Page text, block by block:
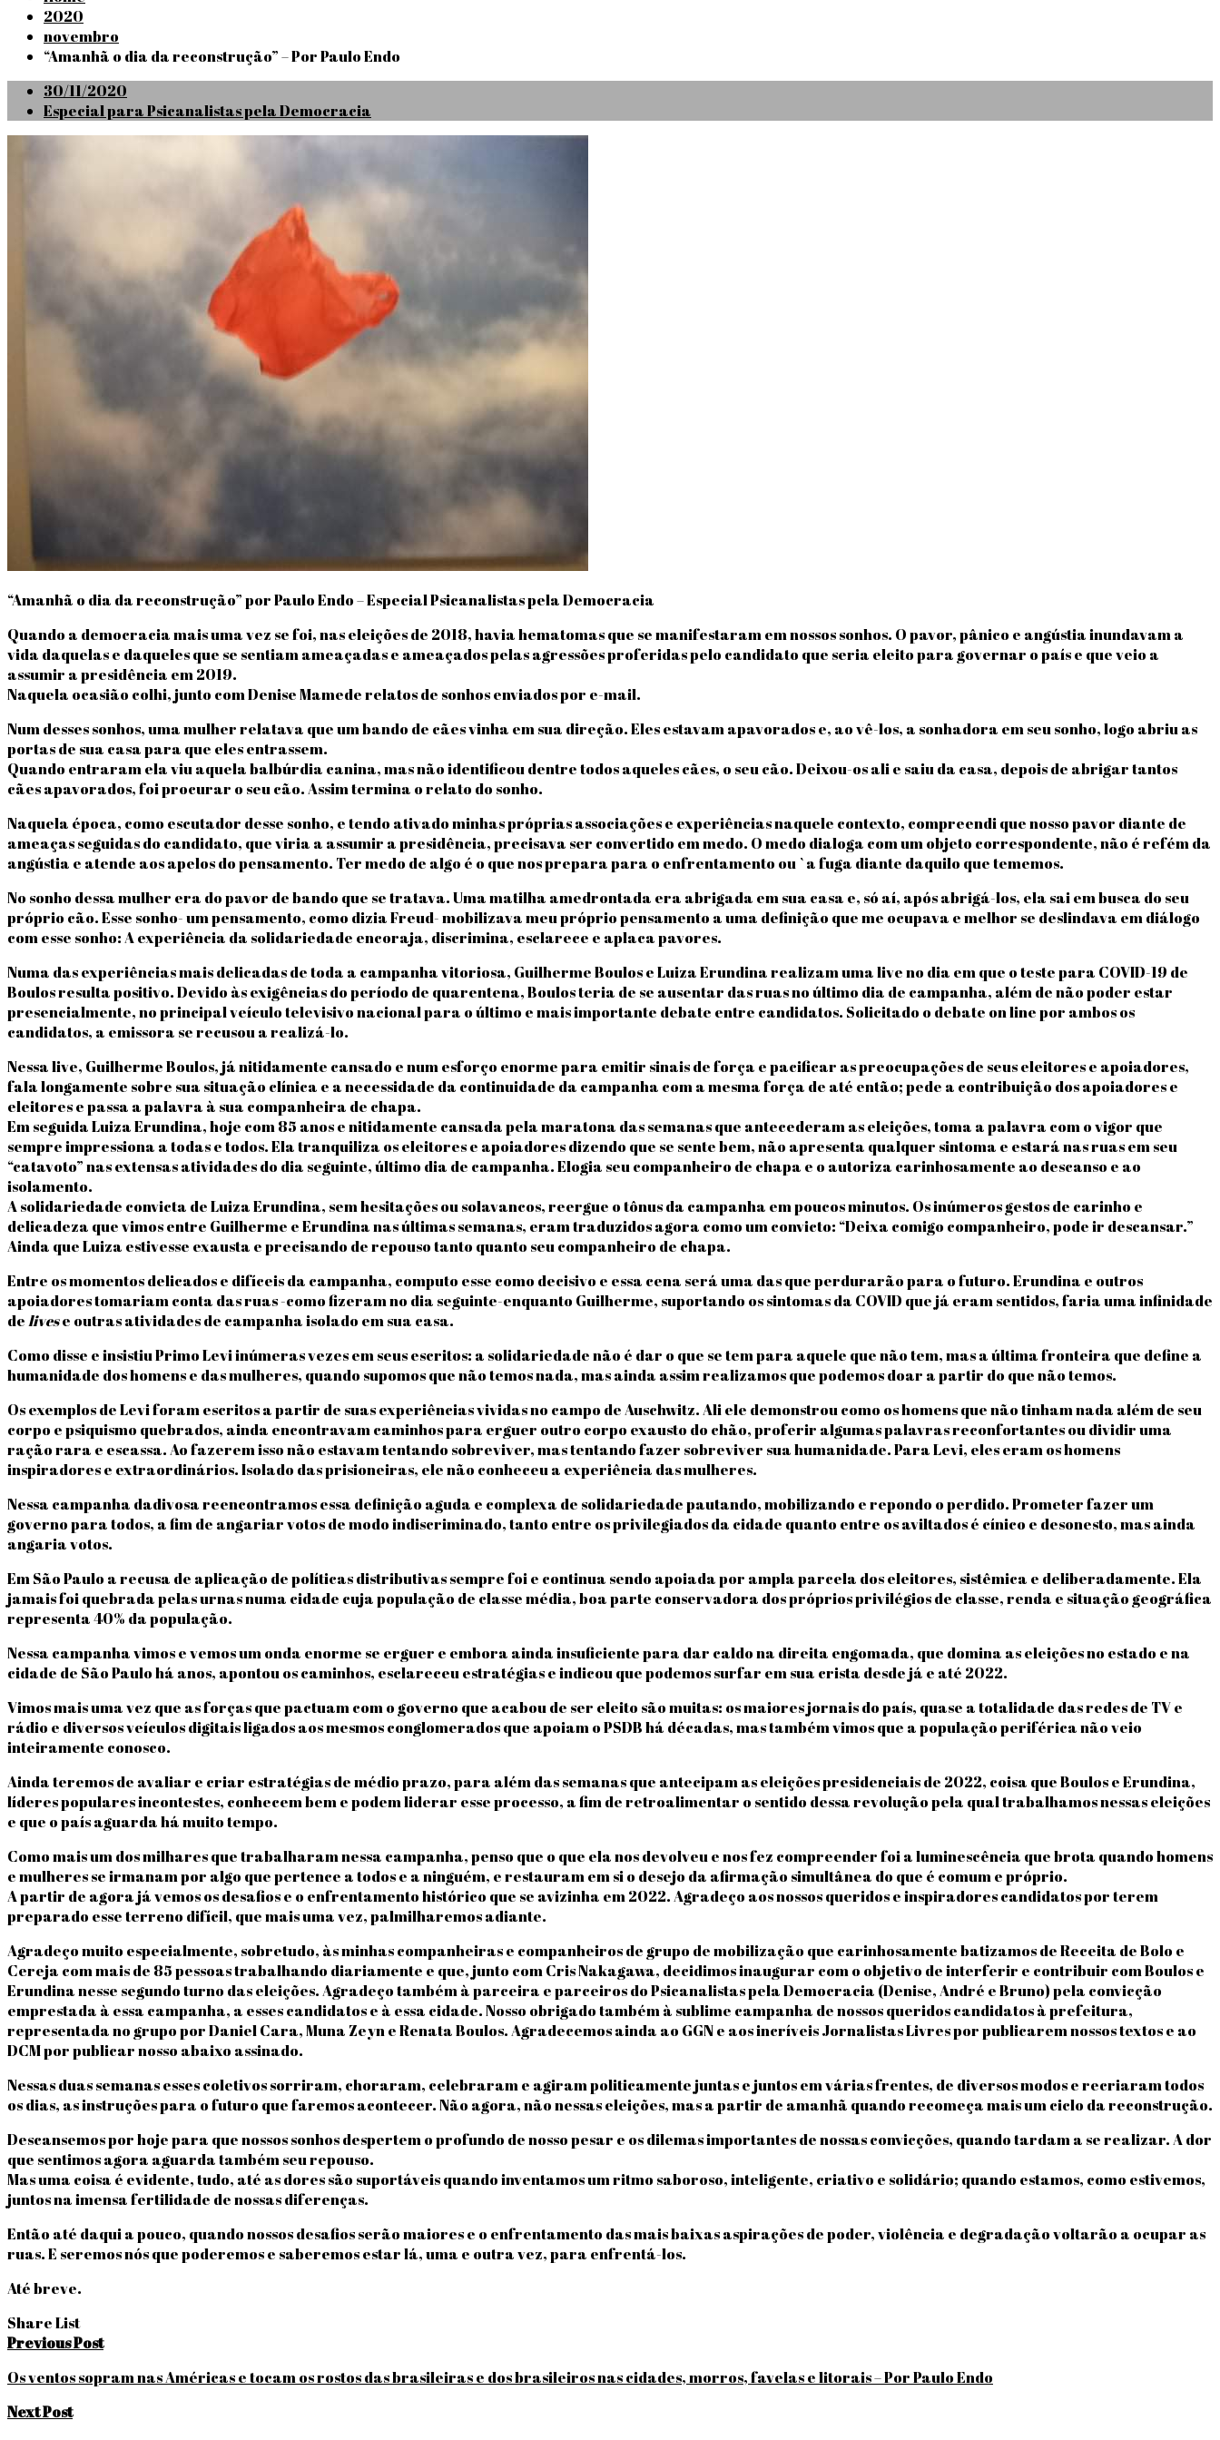
2020
novembro
“Amanhã o dia da reconstrução” – Por Paulo Endo
Posted
on
30/11/2020
Especial para Psicanalistas pela Democracia
“Amanhã o dia da reconstrução” por Paulo Endo – Especial Psicanalistas pela Democracia
Quando a democracia mais uma vez se foi, nas eleições de 2018, havia hematomas que se manifestaram em nossos sonhos. O pavor, pânico e angústia inundavam a
vida daquelas e daqueles que se sentiam ameaçadas e ameaçados pelas agressões proferidas pelo candidato que seria eleito para governar o país e que veio a
assumir a presidência em 2019.
Naquela ocasião colhi, junto com Denise Mamede relatos de sonhos enviados por e-mail.
Num desses sonhos, uma mulher relatava que um bando de cães vinha em sua direção. Eles estavam apavorados e, ao vê-los, a sonhadora em seu sonho, logo abriu as
portas de sua casa para que eles entrassem.
Quando entraram ela viu aquela balbúrdia canina, mas não identificou dentre todos aqueles cães, o seu cão. Deixou-os ali e saiu da casa, depois de abrigar tantos
cães apavorados, foi procurar o seu cão. Assim termina o relato do sonho.
Naquela época, como escutador desse sonho, e tendo ativado minhas próprias associações e experiências naquele contexto, compreendi que nosso pavor diante de
ameaças seguidas do candidato, que viria a assumir a presidência, precisava ser convertido em medo. O medo dialoga com um objeto correspondente, não é refém da
angústia e atende aos apelos do pensamento. Ter medo de algo é o que nos prepara para o enfrentamento ou `a fuga diante daquilo que tememos.
No sonho dessa mulher era do pavor de bando que se tratava. Uma matilha amedrontada era abrigada em sua casa e, só aí, após abrigá-los, ela sai em busca do seu
próprio cão. Esse sonho- um pensamento, como dizia Freud- mobilizava meu próprio pensamento a uma definição que me ocupava e melhor se deslindava em diálogo
com esse sonho: A experiência da solidariedade encoraja, discrimina, esclarece e aplaca pavores.
Numa das experiências mais delicadas de toda a campanha vitoriosa, Guilherme Boulos e Luiza Erundina realizam uma live no dia em que o teste para COVID-19 de
Boulos resulta positivo. Devido às exigências do período de quarentena, Boulos teria de se ausentar das ruas no último dia de campanha, além de não poder estar
presencialmente, no principal veículo televisivo nacional para o último e mais importante debate entre candidatos. Solicitado o debate on line por ambos os
candidatos, a emissora se recusou a realizá-lo.
Nessa live, Guilherme Boulos, já nitidamente cansado e num esforço enorme para emitir sinais de força e pacificar as preocupações de seus eleitores e apoiadores,
fala longamente sobre sua situação clínica e a necessidade da continuidade da campanha com a mesma força de até então; pede a contribuição dos apoiadores e
eleitores e passa a palavra à sua companheira de chapa.
Em seguida Luiza Erundina, hoje com 85 anos e nitidamente cansada pela maratona das semanas que antecederam as eleições, toma a palavra com o vigor que
sempre impressiona a todas e todos. Ela tranquiliza os eleitores e apoiadores dizendo que se sente bem, não apresenta qualquer sintoma e estará nas ruas em seu
“catavoto” nas extensas atividades do dia seguinte, último dia de campanha. Elogia seu companheiro de chapa e o autoriza carinhosamente ao descanso e ao
isolamento.
A solidariedade convicta de Luiza Erundina, sem hesitações ou solavancos, reergue o tônus da campanha em poucos minutos. Os inúmeros gestos de carinho e
delicadeza que vimos entre Guilherme e Erundina nas últimas semanas, eram traduzidos agora como um convicto: “Deixa comigo companheiro, pode ir descansar.”
Ainda que Luiza estivesse exausta e precisando de repouso tanto quanto seu companheiro de chapa.
Entre os momentos delicados e difíceis da campanha, computo esse como decisivo e essa cena será uma das que perdurarão para o futuro. Erundina e outros
apoiadores tomariam conta das ruas -como fizeram no dia seguinte-enquanto Guilherme, suportando os sintomas da COVID que já eram sentidos, faria uma infinidade
delivese outras atividades de campanha isolado em sua casa.
Como disse e insistiu Primo Levi inúmeras vezes em seus escritos: a solidariedade não é dar o que se tem para aquele que não tem, mas a última fronteira que define a
humanidade dos homens e das mulheres, quando supomos que não temos nada, mas ainda assim realizamos que podemos doar a partir do que não temos.
Os exemplos de Levi foram escritos a partir de suas experiências vividas no campo de Auschwitz. Ali ele demonstrou como os homens que não tinham nada além de seu
corpo e psiquismo quebrados, ainda encontravam caminhos para erguer outro corpo exausto do chão, proferir algumas palavras reconfortantes ou dividir uma
ração rara e escassa. Ao fazerem isso não estavam tentando sobreviver, mas tentando fazer sobreviver sua humanidade. Para Levi, eles eram os homens
inspiradores e extraordinários. Isolado das prisioneiras, ele não conheceu a experiência das mulheres.
Nessa campanha dadivosa reencontramos essa definição aguda e complexa de solidariedade pautando, mobilizando e repondo o perdido. Prometer fazer um
governo para todos, a fim de angariar votos de modo indiscriminado, tanto entre os privilegiados da cidade quanto entre os aviltados é cínico e desonesto, mas ainda
angaria votos.
Em São Paulo a recusa de aplicação de políticas distributivas sempre foi e continua sendo apoiada por ampla parcela dos eleitores, sistêmica e deliberadamente. Ela
jamais foi quebrada pelas urnas numa cidade cuja população de classe média, boa parte conservadora dos próprios privilégios de classe, renda e situação geográfica
representa 40% da população.
Nessa campanha vimos e vemos um onda enorme se erguer e embora ainda insuficiente para dar caldo na direita engomada, que domina as eleições no estado e na
cidade de São Paulo há anos, apontou os caminhos, esclareceu estratégias e indicou que podemos surfar em sua crista desde já e até 2022.
Vimos mais uma vez que as forças que pactuam com o governo que acabou de ser eleito são muitas: os maiores jornais do país, quase a totalidade das redes de TV e
rádio e diversos veículos digitais ligados aos mesmos conglomerados que apoiam o PSDB há décadas, mas também vimos que a população periférica não veio
inteiramente conosco.
Ainda teremos de avaliar e criar estratégias de médio prazo, para além das semanas que antecipam as eleições presidenciais de 2022, coisa que Boulos e Erundina,
líderes populares incontestes, conhecem bem e podem liderar esse processo, a fim de retroalimentar o sentido dessa revolução pela qual trabalhamos nessas eleições
e que o país aguarda há muito tempo.
Como mais um dos milhares que trabalharam nessa campanha, penso que o que ela nos devolveu e nos fez compreender foi a luminescência que brota quando homens
e mulheres se irmanam por algo que pertence a todos e a ninguém, e restauram em si o desejo da afirmação simultânea do que é comum e próprio.
A partir de agora já vemos os desafios e o enfrentamento histórico que se avizinha em 2022. Agradeço aos nossos queridos e inspiradores candidatos por terem
preparado esse terreno difícil, que mais uma vez, palmilharemos adiante.
Agradeço muito especialmente, sobretudo, às minhas companheiras e companheiros de grupo de mobilização que carinhosamente batizamos de Receita de Bolo e
Cereja com mais de 85 pessoas trabalhando diariamente e que, junto com Cris Nakagawa, decidimos inaugurar com o objetivo de interferir e contribuir com Boulos e
Erundina nesse segundo turno das eleições. Agradeço também à parceira e parceiros do Psicanalistas pela Democracia (Denise, André e Bruno) pela convicção
emprestada à essa campanha, a esses candidatos e à essa cidade. Nosso obrigado também à sublime campanha de nossos queridos candidatos à prefeitura,
representada no grupo por Daniel Cara, Muna Zeyn e Renata Boulos. Agradecemos ainda ao GGN e aos incríveis Jornalistas Livres por publicarem nossos textos e ao
DCM por publicar nosso abaixo assinado.
Nessas duas semanas esses coletivos sorriram, choraram, celebraram e agiram politicamente juntas e juntos em várias frentes, de diversos modos e recriaram todos
os dias, as instruções para o futuro que faremos acontecer. Não agora, não nessas eleições, mas a partir de amanhã quando recomeça mais um ciclo da reconstrução.
Descansemos por hoje para que nossos sonhos despertem o profundo de nosso pesar e os dilemas importantes de nossas convicções, quando tardam a se realizar. A dor
que sentimos agora aguarda também seu repouso.
Mas uma coisa é evidente, tudo, até as dores são suportáveis quando inventamos um ritmo saboroso, inteligente, criativo e solidário; quando estamos, como estivemos,
juntos na imensa fertilidade de nossas diferenças.
Então até daqui a pouco, quando nossos desafios serão maiores e o enfrentamento das mais baixas aspirações de poder, violência e degradação voltarão a ocupar as
ruas. E seremos nós que poderemos e saberemos estar lá, uma e outra vez, para enfrentá-los.
Até breve.
Share List
Navegação
de
Post
Previous Post
Os ventos sopram nas Américas e tocam os rostos das brasileiras e dos brasileiros nas cidades, morros, favelas e litorais – Por Paulo Endo
Next Post